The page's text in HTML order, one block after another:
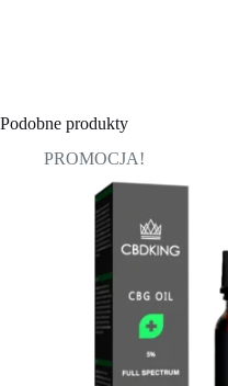
Podobne produkty
PROMOCJA!